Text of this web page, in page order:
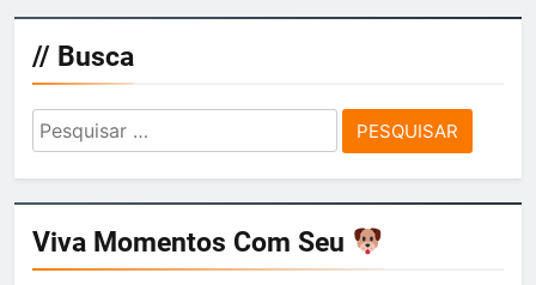
// Busca
Pesquisar
por:
Viva Momentos Com Seu